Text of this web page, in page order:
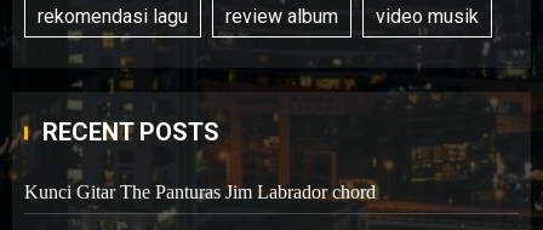
rekomendasi lagu review album video musik
RECENT POSTS
Kunci Gitar The Panturas Jim Labrador chord